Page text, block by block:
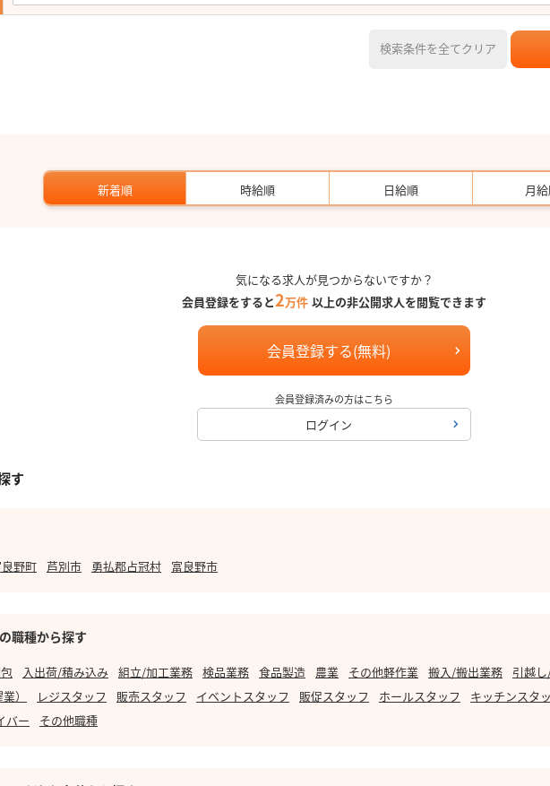
検索条件を全てクリア
新着順 時給順 日給順 月
気になる求人が見つからないですか？
会員登録をすると2万件 以上の非公開求人を閲覧できます
会員登録する(無料)
会員登録済みの方はこちら
ログイン
す
野町 芦別市 勇払郡占冠村 富良野市
職種から探す
入出荷/積み込み 組立/加工業務 検品業務 食品製造 農業 その他軽作業 搬入/搬出業務 引越
）
レジスタッフ 販売スタッフ イベントスタッフ 販促スタッフ ホールスタッフ キッチンスタ
バー その他職種